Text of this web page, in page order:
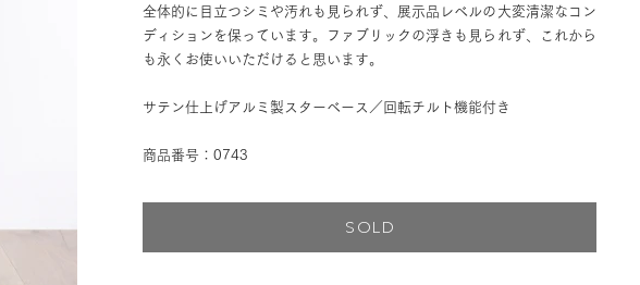
全体的に目立つシミや汚れも見られず、展示品レベルの大変清潔なコン
ディションを保っています。ファブリックの浮きも見られず、これから
も永くお使いいただけると思います。
サテン仕上げアルミ製スターベース／回転チルト機能付き
商品番号：0743
SOLD